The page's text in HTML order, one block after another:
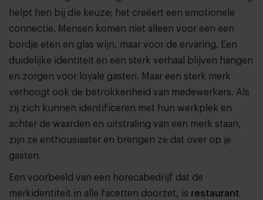
helpt hen bij die keuze; het creëert een emotionele
connectie. Mensen komen niet alleen voor een een
bordje eten en glas wijn, maar voor de ervaring. Een
duidelijke identiteit en een sterk verhaal blijven hangen
en zorgen voor loyale gasten. Maar een sterk merk
verhoogt ook de betrokkenheid van medewerkers. Als
zij zich kunnen identificeren met hun werkplek en
achter de waarden en uitstraling van een merk staan,
zijn ze enthousiaster en brengen ze dat over op je
gasten.
Een voorbeeld van een horecabedrijf dat de
merkidentiteit in alle facetten doorzet, is restaurant